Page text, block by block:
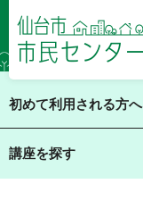
仙台市 市民センタ
ー
初めて利用される方へ
講座を探す